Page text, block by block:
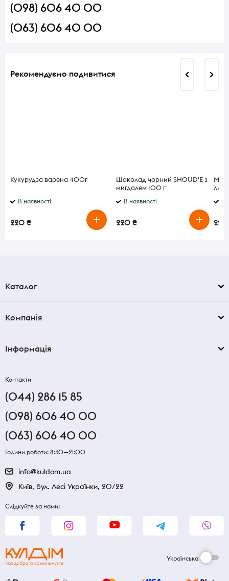
(098) 606 40 00
(063) 606 40 00
Рекомендуємо подивитися
Кукурудза варена 400г
В наявності
220 ₴
Шоколад чорний SHOUD'E з
мигдалем 100 г
В наявності
220 ₴
Каталог
Компанія
Інформація
Контакти
(044) 286 15 85
(098) 606 40 00
(063) 606 40 00
Години роботи: 8:30—21:00
info@kuldom.ua
Київ, бул. Лесі Українки, 20/22
Слідкуйте за нами:
Українська